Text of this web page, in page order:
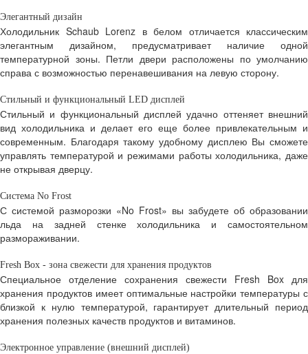
Элегантный дизайн
Холодильник Schaub Lorenz в белом отличается классическим
элегантным дизайном, предусматривает наличие одной
температурной зоны. Петли двери расположены по умолчанию
справа с возможностью перенавешивания на левую сторону.
Стильный и функциональный LED дисплей
Стильный и функциональный дисплей удачно оттеняет внешний
вид холодильника и делает его еще более привлекательным и
современным. Благодаря такому удобному дисплею Вы сможете
управлять температурой и режимами работы холодильника, даже
не открывая дверцу.
Система No Frost
С системой разморозки «No Frost» вы забудете об образовании
льда на задней стенке холодильника и самостоятельном
размораживании.
Fresh Box - зона свежести для хранения продуктов
Специальное отделение сохранения свежести Fresh Box для
хранения продуктов имеет оптимальные настройки температуры с
близкой к нулю температурой, гарантирует длительный период
хранения полезных качеств продуктов и витаминов.
Электронное управление (внешний дисплей)